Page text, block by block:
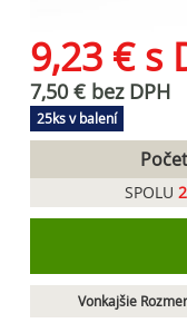
9,23 € s
7,50 € bez DPH
25ks v balení
SPOLU
Vonkajšie